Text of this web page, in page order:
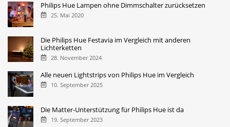
Philips Hue Lampen ohne Dimmschalter zurücksetzen
25. Mai 2020
Die Philips Hue Festavia im Vergleich mit anderen
Lichterketten
28. November 2024
Alle neuen Lightstrips von Philips Hue im Vergleich
10. September 2025
Die Matter-Unterstützung für Philips Hue ist da
19. September 2023